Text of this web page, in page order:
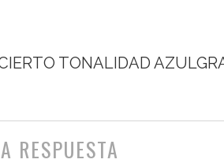
TONALIDAD
RESPUESTA